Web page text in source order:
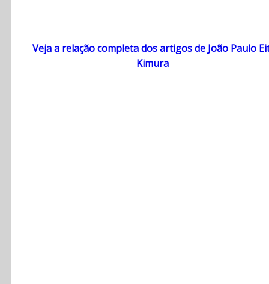
Veja a relação completa dos artigos de João Paulo
Kimura